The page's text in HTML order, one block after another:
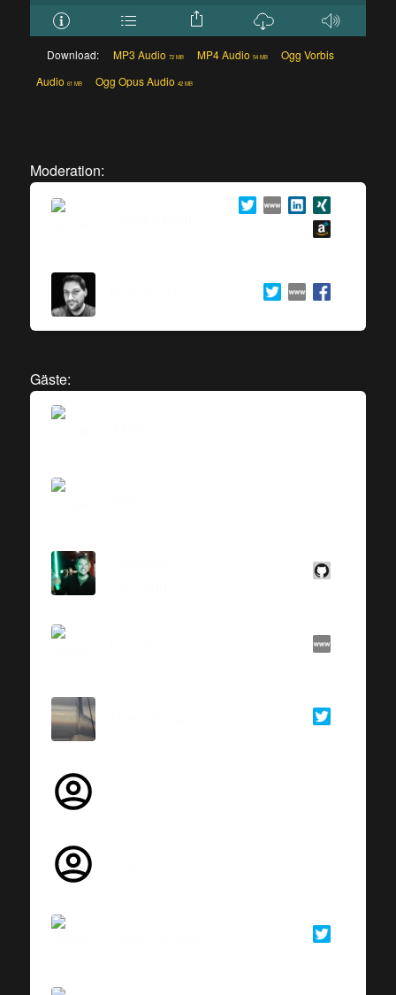
Download: MP3 Audio 72 MB MP4 Audio 54 MB
Ogg Vorbis
Audio 61 MB Ogg Opus Audio 42 MB
Moderation:
Gäste: